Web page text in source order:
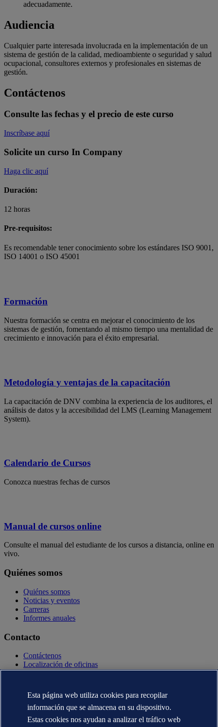
adecuadamente.
Audiencia
Cualquier parte interesada involucrada en la implementación de un
sistema de gestión de la calidad, medioambiente o seguridad y salud
ocupacional, consultores externos y profesionales en sistemas de
gestión.
Contáctenos
Consulte las fechas y el precio de este curso
Inscríbase aquí
Solicite un curso In Company
Haga clic aquí
Duración:
12 horas
Pre-requisitos:
Es recomendable tener conocimiento sobre los estándares ISO 9001,
ISO 14001 o ISO 45001
Formación
Nuestra formación se centra en mejorar el conocimiento de los
sistemas de gestión, fomentando al mismo tiempo una mentalidad de
crecimiento e innovación para el éxito empresarial.
Metodología y ventajas de la capacitación
La capacitación de DNV combina la experiencia de los auditores, el
análisis de datos y la accesibilidad del LMS (Learning Management
System).
Calendario de Cursos
Conozca nuestras fechas de cursos
Manual de cursos online
Consulte el manual del estudiante de los cursos a distancia, online en
vivo.
Quiénes somos
Quiénes somos
Noticias y eventos
Carreras
Informes anuales
Contacto
Contáctenos
Localización de oficinas
Contactos con la prensa
Declaración de privacidad
Términos de uso
Copyright © DNV AS 2025
Información de Cookies
Esta página web utiliza cookies para recopilar
información que se almacena en su dispositivo.
Estas cookies nos ayudan a analizar el tráfico web